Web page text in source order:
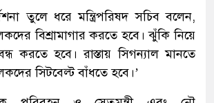
তুলে ধরে মন্ত্রিপরিষদ সচিব বলেন,
বিশ্রামাগার করতে হবে। ঝুঁকি নিয়ে
করতে হবে। রাস্তায় সিগন্যাল মানতে
সিটবেল্ট বাঁধতে হবে।’